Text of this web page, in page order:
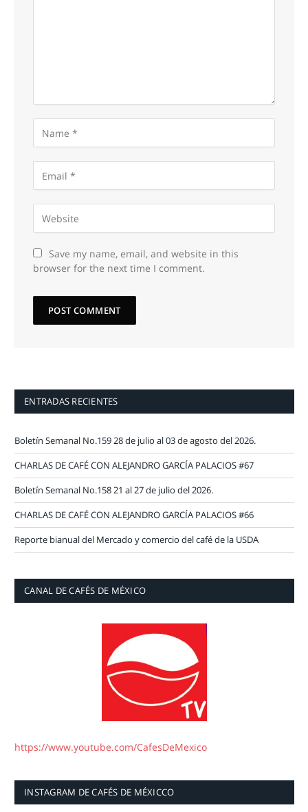
Save my name, email, and website in this
browser for the next time I comment.
ENTRADAS RECIENTES
Boletín Semanal No.159 28 de julio al 03 de agosto del 2026.
CHARLAS DE CAFÉ CON ALEJANDRO GARCÍA PALACIOS #67
Boletín Semanal No.158 21 al 27 de julio del 2026.
CHARLAS DE CAFÉ CON ALEJANDRO GARCÍA PALACIOS #66
Reporte bianual del Mercado y comercio del café de la USDA
CANAL DE CAFÉS DE MÉXICO
https://www.youtube.com/CafesDeMexico
INSTAGRAM DE CAFÉS DE MÉXICCO